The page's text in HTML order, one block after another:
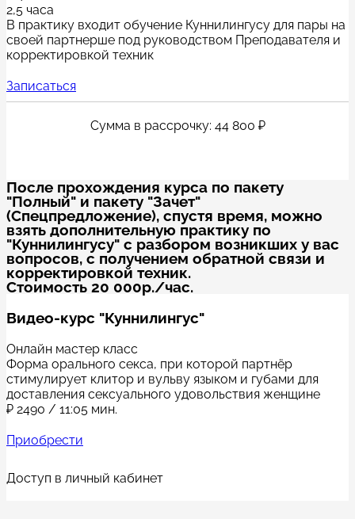
2,5 часа
В практику входит обучение Куннилингусу для пары на
своей партнерше под руководством Преподавателя и
корректировкой техник
Записаться
Сумма в рассрочку: 44 800 ₽
После прохождения курса по пакету
"Полный" и пакету "Зачет"
(Спецпредложение), спустя время, можно
взять дополнительную практику по
"Куннилингусу" с разбором возникших у вас
вопросов, с получением обратной связи и
корректировкой техник.
Стоимость 20 000р./час.
Видео-курс "Куннилингус"
Онлайн мастер класс
Форма орального секса, при которой партнёр
стимулирует клитор и вульву языком и губами для
доставления сексуального удовольствия женщине
₽ 2490 / 11:05 мин.
Приобрести
Доступ в личный кабинет